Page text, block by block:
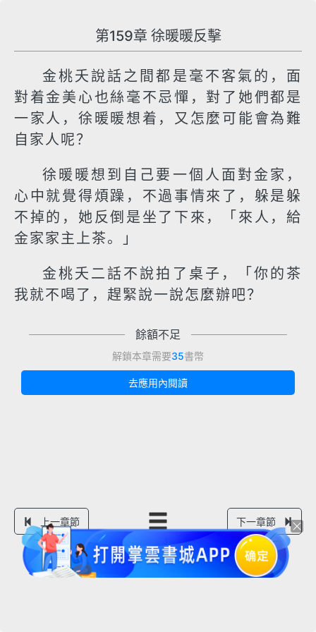
第159章 徐暖暖反擊
金桃夭說話之間都是毫不客氣的，面
對着金美心也絲毫不忌憚，對了她們都是
一家人，徐暖暖想着，又怎麼可能會為難
自家人呢？
徐暖暖想到自己要一個人面對金家，
心中就覺得煩躁，不過事情來了，躲是躲
不掉的，她反倒是坐了下來，「來人，給
金家家主上茶。」
金桃夭二話不說拍了桌子，「你的茶
我就不喝了，趕緊說一說怎麼辦吧？
餘額不足
解鎖本章需要35書幣
去應用內閱讀
上一章節 下一章節